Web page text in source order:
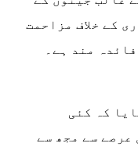
کے خلاف مزاحمت
مند ہے۔
عرصے سے مجھ سے